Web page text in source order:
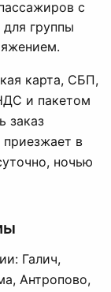
с
группы
карта, СБП,
и пакетом
заказ
в
ночью
Галич,
Антропово,